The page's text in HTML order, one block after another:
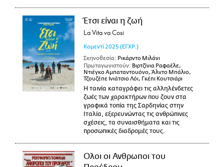
Έτσι είναι η ζωή
La Vita va Cosi
Κομεντί 2025 (ΕΓΧΡ.)
Σκηνοθεσία: Ρικάρντο Μιλάνι
Πρωταγωνιστούν: Βιρτζίνια Ραφαέλε,
Ντιέγκο Αμπαταντουόνο, Άλντο Μπάλιο,
Τζουζέπε Ινιάτσιο Λόι, Γκέπι Κουτσιάρι
Η ταινία καταγράφει τις αλληλένδετες
ζωές των χαρακτήρων που ζουν στα
γραφικά τοπία της Σαρδηνίας στην
Ιταλία, εξερευνώντας τις ανθρώπινες
σχέσεις, τα συναισθήματα και τις
προσωπικές διαδρομές τους.
Ολοι οι Ανθρωποι του